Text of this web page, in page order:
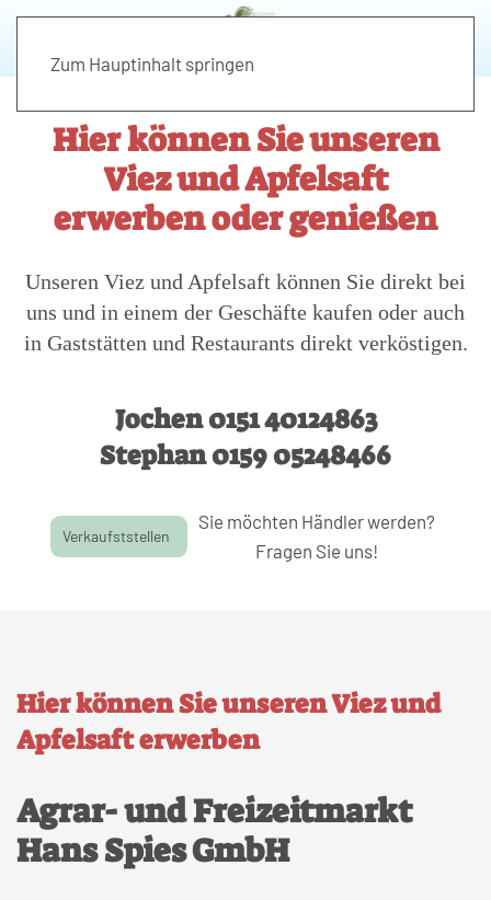
Zum Hauptinhalt springen
Hier können Sie unseren
Viez und Apfelsaft
erwerben oder genießen
Unseren Viez und Apfelsaft können Sie direkt bei
uns und in einem der Geschäfte kaufen oder auch
in Gaststätten und Restaurants direkt verköstigen.
Jochen 0151 40124863
Stephan 0159 05248466
Verkaufststellen
Sie möchten Händler werden?
Fragen Sie uns!
Hier können Sie unseren Viez und
Apfelsaft erwerben
Agrar- und Freizeitmarkt
Hans Spies GmbH